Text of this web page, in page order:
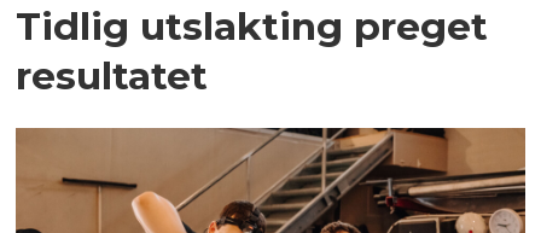
Tidlig utslakting preget
resultatet